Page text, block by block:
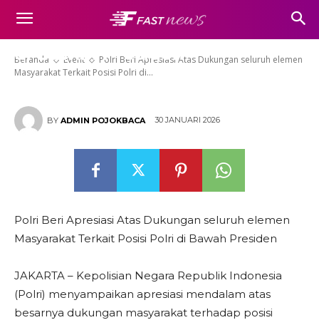
Beranda Event
Polri Beri Apresiasi Atas Dukungan seluruh elemen
Masyarakat Terkait Posisi Polri di...
Dukungan seluruh elemen
Masyarakat Terkait Posisi Polri
di Bawah Presiden
BY ADMIN POJOKBACA 30 JANUARI 2026
Polri Beri Apresiasi Atas Dukungan seluruh elemen
Masyarakat Terkait Posisi Polri di Bawah Presiden
​JAKARTA – Kepolisian Negara Republik Indonesia
(Polri) menyampaikan apresiasi mendalam atas
besarnya dukungan masyarakat terhadap posisi